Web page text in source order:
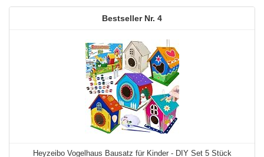
4
Heyzeibo Vogelhaus Bausatz für Kinder - DIY Set 5 Stück